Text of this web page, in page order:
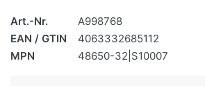
Art.-Nr.
A998768
EAN / GTIN
4063332685112
MPN
48650-32|S10007